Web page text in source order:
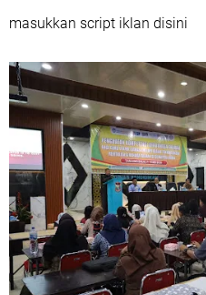
masukkan script iklan disini